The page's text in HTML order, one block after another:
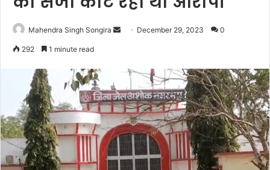
Mahendra Singh Songira
Send December 29, 2023 0
292 1 minute read